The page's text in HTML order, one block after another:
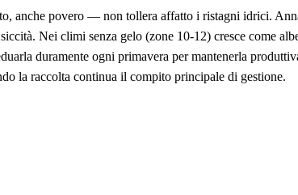
anche povero — non tollera affatto i ristagni idrici.
Nei climi senza gelo (zone 10-12) cresce come
duramente ogni primavera per mantenerla
la raccolta continua il compito principale di gestione.